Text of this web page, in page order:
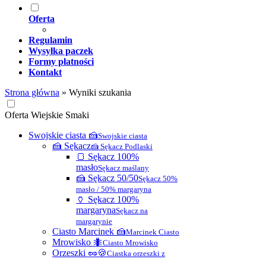
Oferta
Regulamin
Wysyłka paczek
Formy płatności
Kontakt
Strona główna » Wyniki szukania
Oferta Wiejskie Smaki
Swojskie ciasta 🍰Swojskie ciasta
🍰 Sękacz🍰 Sękacz Podlaski
🍞 Sękacz 100%
masłoSękacz maślany
🍰 Sękacz 50/50Sękacz 50%
masło / 50% margaryna
🏺 Sękacz 100%
margarynaSękacz na
margarynie
Ciasto Marcinek 🍰Marcinek Ciasto
Mrowisko 🐜Ciasto Mrowisko
Orzeszki 🥜🍪Ciastka orzeszki z